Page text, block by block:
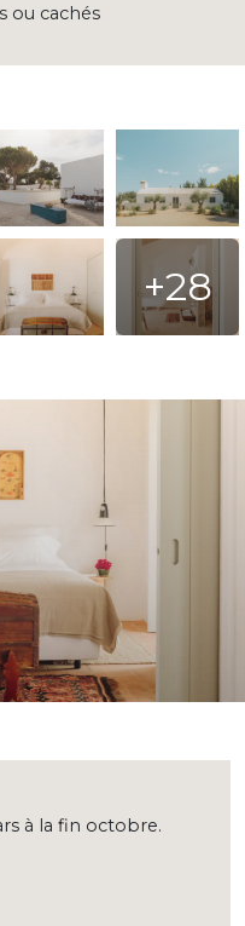
ou cachés
+28
à la fin octobre.